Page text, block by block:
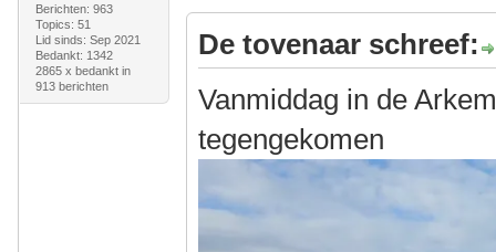
Berichten: 963
Topics: 51
Lid sinds: Sep 2021
Bedankt: 1342
2865 x bedankt in
913 berichten
De tovenaar schreef:
Vanmiddag in de
tegengekomen